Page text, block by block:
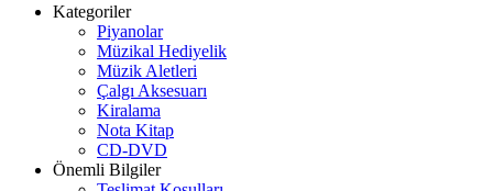
Kategoriler
Piyanolar
Müzikal Hediyelik
Müzik Aletleri
Çalgı Aksesuarı
Kiralama
Nota Kitap
CD-DVD
Önemli Bilgiler